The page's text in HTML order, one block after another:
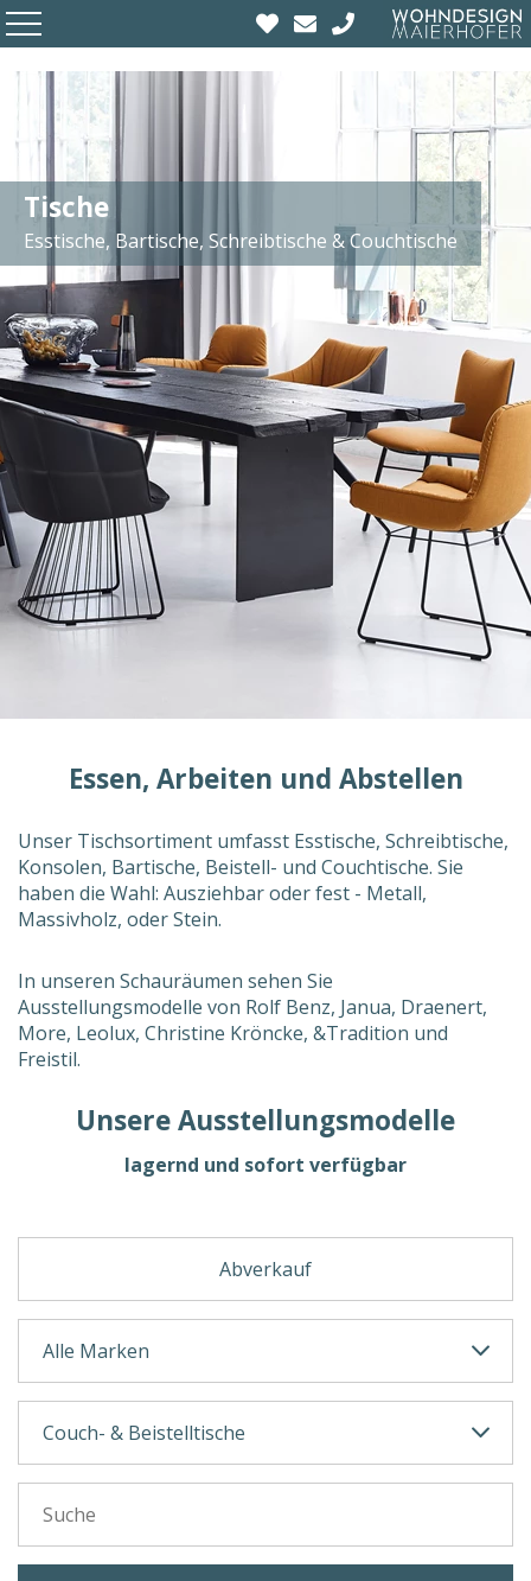
Tische
Esstische, Bartische, Schreibtische & Couchtische
Essen, Arbeiten und Abstellen
Unser Tischsortiment umfasst Esstische, Schreibtische,
Konsolen, Bartische, Beistell- und Couchtische. Sie
haben die Wahl: Ausziehbar oder fest - Metall,
Massivholz, oder Stein.
In unseren Schauräumen sehen Sie
Ausstellungsmodelle von Rolf Benz, Janua, Draenert,
More, Leolux, Christine Kröncke, &Tradition und
Freistil.
Unsere Ausstellungsmodelle
lagernd und sofort verfügbar
Abverkauf